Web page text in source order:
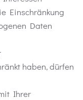
Einschränkung
Daten
haben, dürfen
Ihrer